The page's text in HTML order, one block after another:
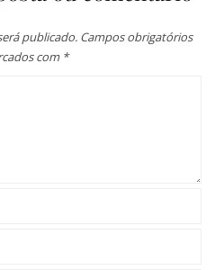
publicado. Campos obrigatórios
com *